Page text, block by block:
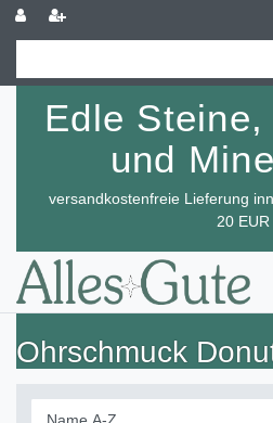
Edle
und
versandkostenfreie Lieferung
20 EUR
Ohrschmuck